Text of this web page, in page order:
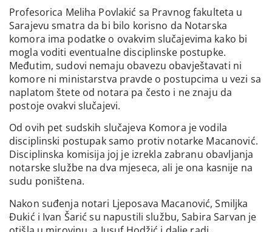
Profesorica Meliha Povlakić sa Pravnog fakulteta u
Sarajevu smatra da bi bilo korisno da Notarska
komora ima podatke o ovakvim slučajevima kako bi
mogla voditi eventualne disciplinske postupke.
Međutim, sudovi nemaju obavezu obavještavati ni
komore ni ministarstva pravde o postupcima u vezi sa
naplatom štete od notara pa često i ne znaju da
postoje ovakvi slučajevi.
Od ovih pet sudskih slučajeva Komora je vodila
disciplinski postupak samo protiv notarke Macanović.
Disciplinska komisija joj je izrekla zabranu obavljanja
notarske službe na dva mjeseca, ali je ona kasnije na
sudu poništena.
Nakon suđenja notari Ljeposava Macanović, Smiljka
Đukić i Ivan Šarić su napustili službu, Sabira Sarvan je